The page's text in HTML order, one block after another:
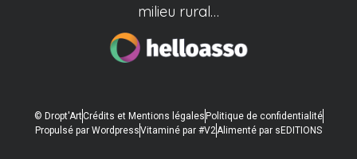
milieu rural…
© Dropt'ArtCrédits et Mentions légales Politique de confidentialité
Propulsé par WordpressVitaminé par #V2Alimenté par sEDITIONS